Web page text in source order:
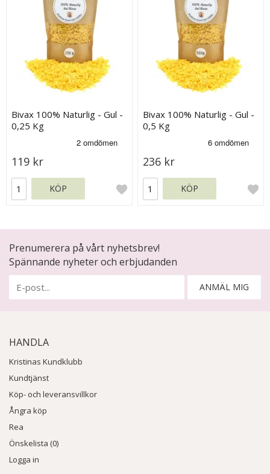
Bivax 100% Naturlig - Gul -
0,25 Kg
119 kr
KÖP
Bivax 100% Naturlig - Gul -
0,5 Kg
236 kr
KÖP
Prenumerera på vårt nyhetsbrev!
Spännande nyheter och erbjudanden
ANMÄL MIG
HANDLA
Kristinas Kundklubb
Kundtjänst
Köp- och leveransvillkor
Ångra köp
Rea
Önskelista (0)
Logga in